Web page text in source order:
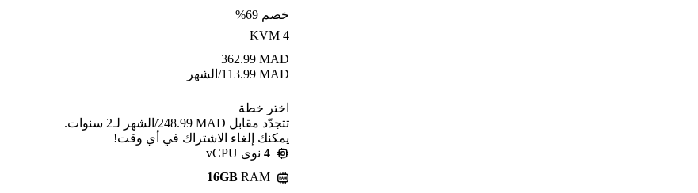
خصم 69%
KVM 4
MAD
362.99
MAD
113.99/الشهر
اختر خطة
تتجدّد مقابل MAD ⁦248.99⁩/الشهر لـ2 سنوات.
يمكنك إلغاء الاشتراك في أي وقت!
4 نوى vCPU
16GB RAM